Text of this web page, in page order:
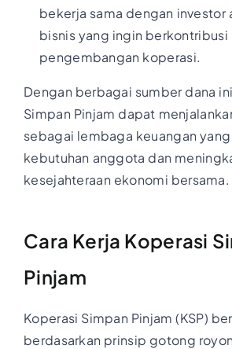
bekerja sama dengan investor
bisnis yang ingin berkontribusi
pengembangan koperasi.
Dengan berbagai sumber dana
Simpan Pinjam dapat
sebagai lembaga keuangan
kebutuhan anggota dan
kesejahteraan ekonomi bersama.
Cara Kerja Koperasi
Pinjam
Koperasi Simpan Pinjam (KSP)
berdasarkan prinsip gotong